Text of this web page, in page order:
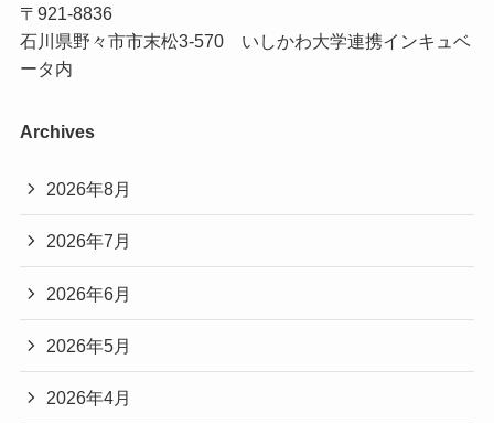
〒921-8836
石川県野々市市末松3-570 いしかわ大学連携インキュベ
ータ内
Archives
2026年8月
2026年7月
2026年6月
2026年5月
2026年4月